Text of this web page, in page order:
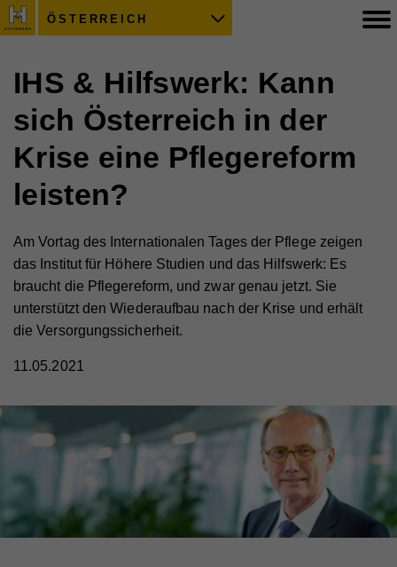
ÖSTERREICH
IHS & Hilfswerk: Kann
sich Österreich in der
Krise eine Pflegereform
leisten?
Am Vortag des Internationalen Tages der Pflege zeigen
das Institut für Höhere Studien und das Hilfswerk: Es
braucht die Pflegereform, und zwar genau jetzt. Sie
unterstützt den Wiederaufbau nach der Krise und erhält
die Versorgungssicherheit.
11.05.2021